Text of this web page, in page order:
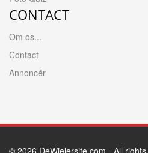
CONTACT
Om os...
Contact
Annoncér
© 2026 DeWielersite.com - All rights